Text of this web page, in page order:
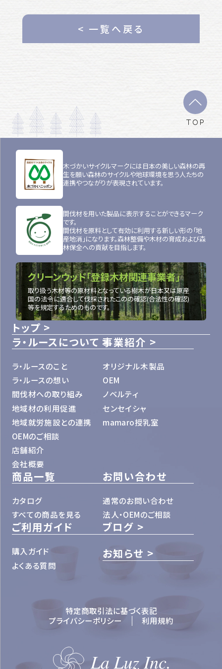
< 一覧へ戻る
TOP
トップ
ラ・ルースについて
ラ・ルースのこと
ラ・ルースの想い
間伐材への取り組み
地域材の利用促進
地域就労施設との連携
OEMのご相談
店舗紹介
会社概要
事業紹介
オリジナル木製品
OEM
ノベルティ
センセイシャ
mamaro授乳室
商品一覧
カタログ
すべての商品を見る
お問い合わせ
通常のお問い合わせ
法人・OEMのご相談
ご利用ガイド
購入ガイド
よくある質問
ブログ
お知らせ
木づかいサイクルマークには日本の美しい森林の再
生を願い森林のサイクルや地球環境を思う人たちの
連携やつながりが表現されています。
間伐材を用いた製品に表示することができるマーク
です。
間伐材を原料として有効に利用する新しい形の「地
産地消」になります。森林整備や木材の育成および森
林保全への貢献を目指します。
クリーンウッド「登録木材関連事業者」
取り扱う木材等の原材料となっている樹木が日本又は原産
国の法令に適合して伐採されたこのの確認(合法性の確認)
等を規定するためのものです。
特定商取引法に基づく表記
プライバシーポリシー
利用規約